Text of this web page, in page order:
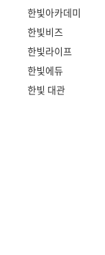
한빛아카데미
한빛비즈
한빛라이프
한빛에듀
한빛 대관